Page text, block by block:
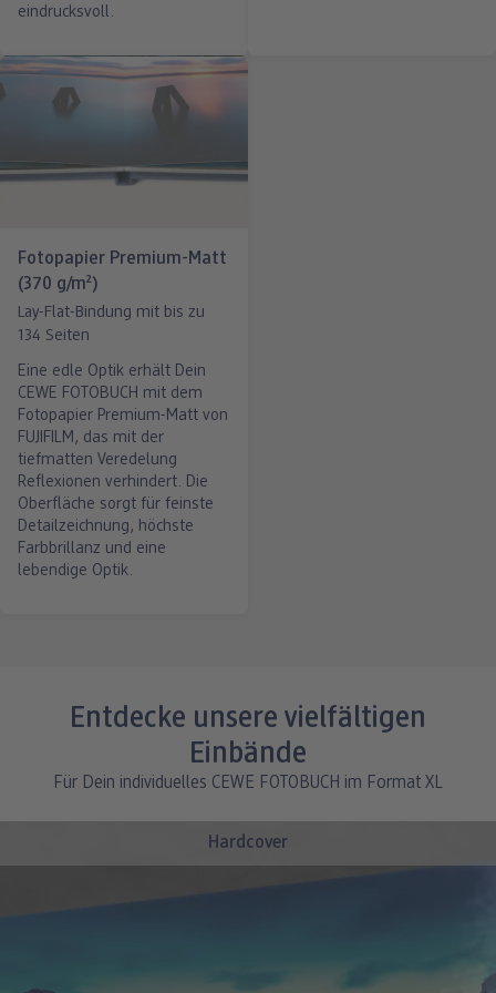
eindrucksvoll.
Fotopapier Premium-Matt
(370 g/m²)
Lay-Flat-Bindung mit bis zu
134 Seiten
Eine edle Optik erhält Dein
CEWE FOTOBUCH mit dem
Fotopapier Premium-Matt von
FUJIFILM, das mit der
tiefmatten Veredelung
Reflexionen verhindert. Die
Oberfläche sorgt für feinste
Detailzeichnung, höchste
Farbbrillanz und eine
lebendige Optik.
Entdecke unsere vielfältigen
Einbände
Für Dein individuelles CEWE FOTOBUCH im Format XL